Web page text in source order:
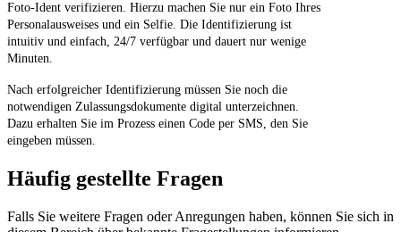
Foto-Ident verifizieren. Hierzu machen Sie nur ein Foto Ihres
Personalausweises und ein Selfie. Die Identifizierung ist
intuitiv und einfach, 24/7 verfügbar und dauert nur wenige
Minuten.
Nach erfolgreicher Identifizierung müssen Sie noch die
notwendigen Zulassungsdokumente digital unterzeichnen.
Dazu erhalten Sie im Prozess einen Code per SMS, den Sie
eingeben müssen.
Häufig gestellte Fragen
Falls Sie weitere Fragen oder Anregungen haben, können Sie sich in